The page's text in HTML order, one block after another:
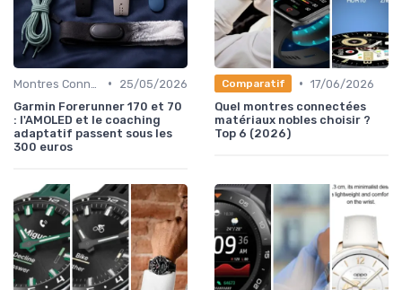
•
25/05/2026
Garmin Forerunner 170 et 70
: l'AMOLED et le coaching
adaptatif passent sous les
300 euros
Comparatif • 17/06/2026
Quel montres connectées
matériaux nobles choisir ?
Top 6 (2026)